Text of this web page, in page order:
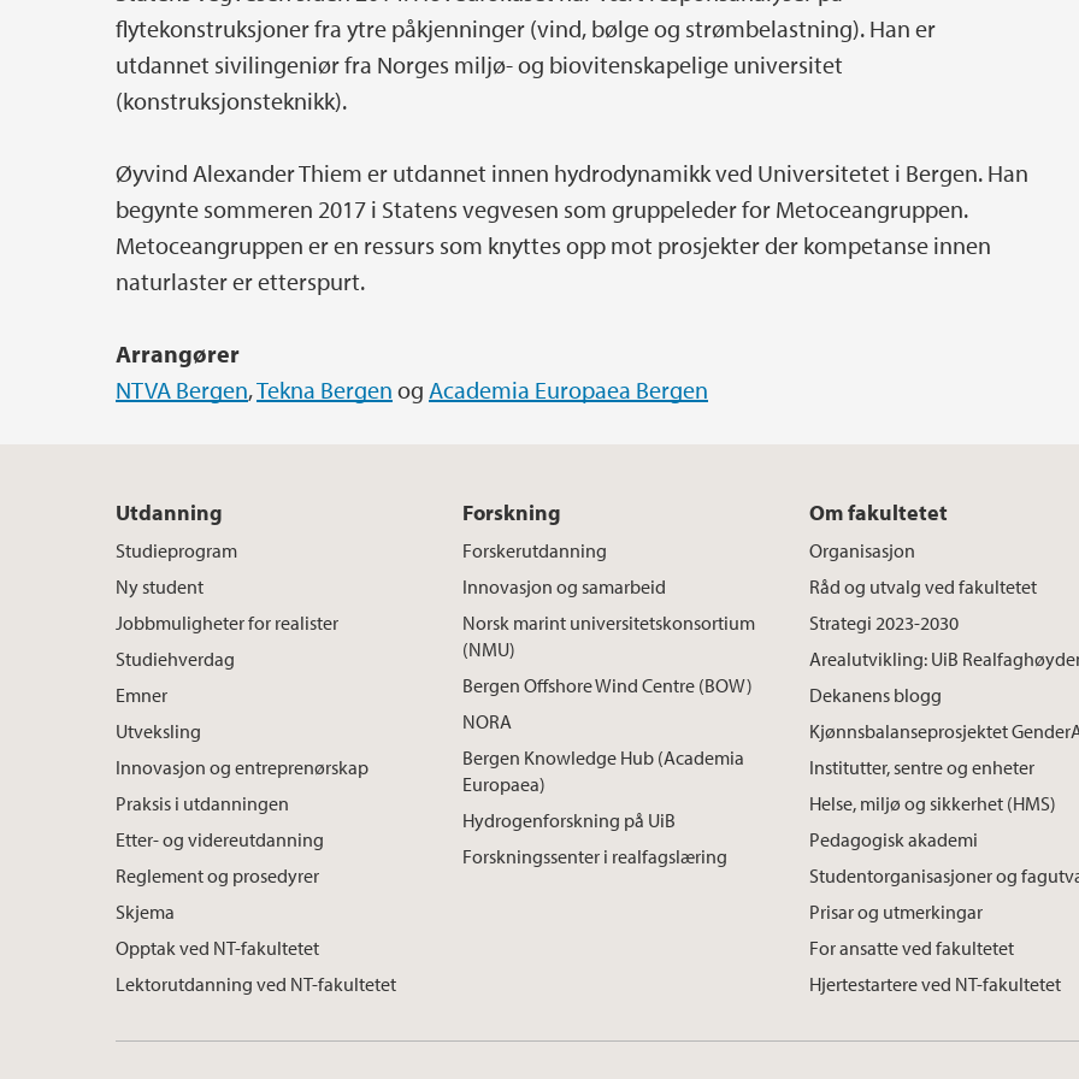
flytekonstruksjoner fra ytre påkjenninger (vind, bølge og strømbelastning). Han er
utdannet sivilingeniør fra Norges miljø- og biovitenskapelige universitet
(konstruksjonsteknikk).
Øyvind Alexander Thiem er utdannet innen hydrodynamikk ved Universitetet i Bergen. Han
begynte sommeren 2017 i Statens vegvesen som gruppeleder for Metoceangruppen.
Metoceangruppen er en ressurs som knyttes opp mot prosjekter der kompetanse innen
naturlaster er etterspurt.
Arrangører
NTVA Bergen,Tekna Bergen og Academia Europaea Bergen
Utdanning
Studieprogram
Ny student
Jobbmuligheter for realister
Studiehverdag
Emner
Utveksling
Innovasjon og entreprenørskap
Praksis i utdanningen
Etter- og videreutdanning
Reglement og prosedyrer
Skjema
Opptak ved NT-fakultetet
Lektorutdanning ved NT-fakultetet
Forskning
Forskerutdanning
Innovasjon og samarbeid
Norsk marint universitetskonsortium
(NMU)
Bergen Offshore Wind Centre (BOW)
NORA
Bergen Knowledge Hub (Academia
Europaea)
Hydrogenforskning på UiB
Forskningssenter i realfagslæring
Om fakultetet
Organisasjon
Råd og utvalg ved fakultetet
Strategi 2023-2030
Arealutvikling: UiB
Dekanens blogg
Kjønnsbalanseprosjektet
Institutter, sentre og enheter
Helse, miljø og sikkerhet (HMS)
Pedagogisk akademi
Studentorganisasjoner og
Prisar og utmerkingar
For ansatte ved fakultetet
Hjertestartere ved NT-fakultetet